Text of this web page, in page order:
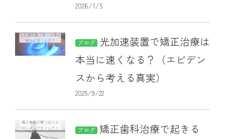
2026/1/5
ブログ 光加速装置で矯正治療は
本当に速くなる？（エビデン
スから考える真実）
2025/9/22
ブログ 矯正歯科治療で起きる